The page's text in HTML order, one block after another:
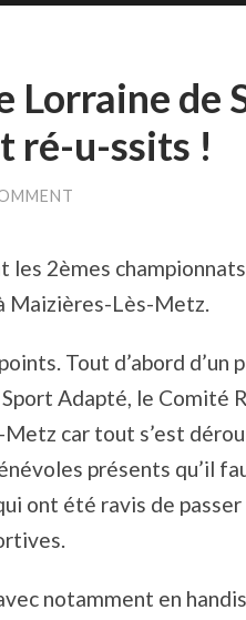
Lorraine de
ré-u-ssits !
les 2èmes
Maizières-Lès-Metz.
Tout d’abord d’un
Adapté, le Comité
car tout s’est
présents qu’il
ont été ravis de passer
notamment en